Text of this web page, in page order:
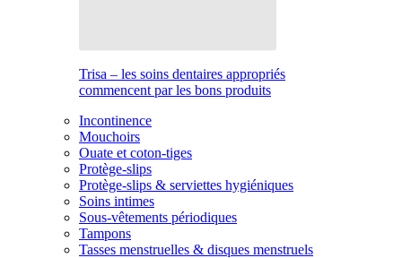
Trisa – les soins dentaires appropriés
commencent par les bons produits
Incontinence
Mouchoirs
Ouate et coton-tiges
Protège-slips
Protège-slips & serviettes hygiéniques
Soins intimes
Sous-vêtements périodiques
Tampons
Tasses menstruelles & disques menstruels